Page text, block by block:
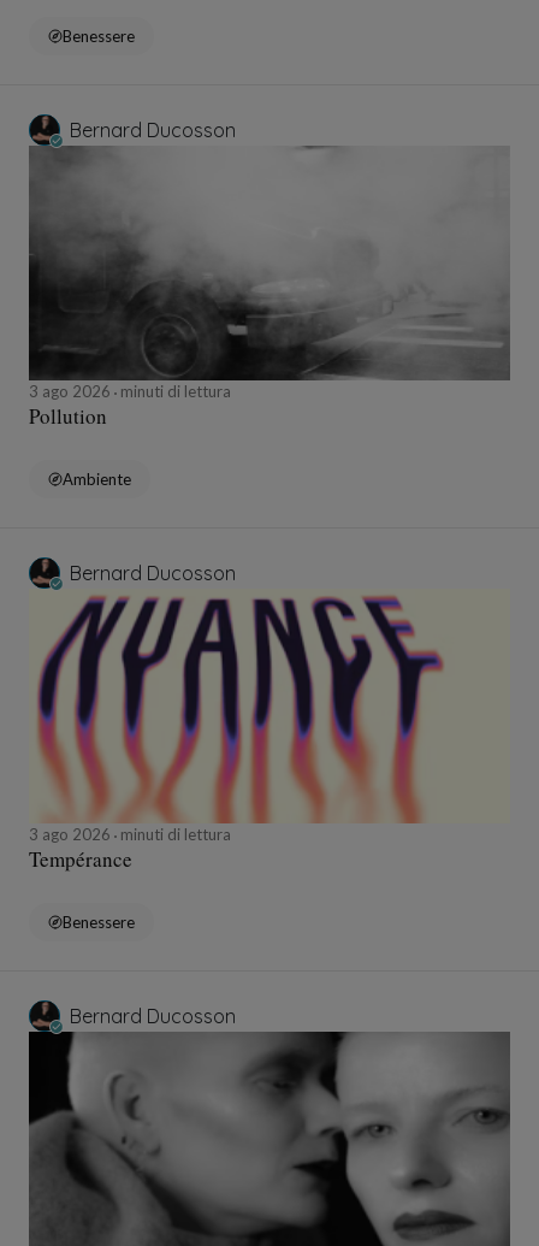
Benessere
Bernard Ducosson
3 ago 2026 minuti di lettura
Pollution
Ambiente
Bernard Ducosson
3 ago 2026 minuti di lettura
Tempérance
Benessere
Bernard Ducosson